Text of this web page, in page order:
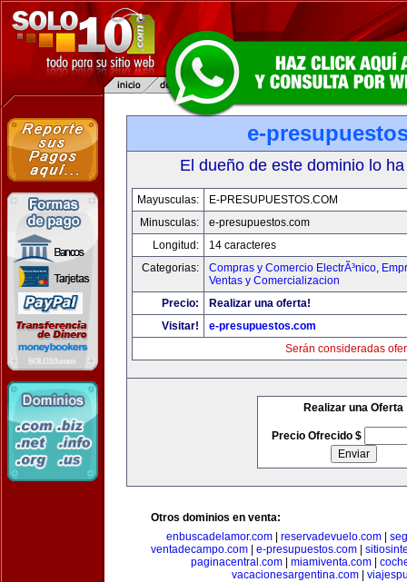
e-
El dueño de este dominio lo
Mayusculas:
E-PRESUPUESTOS.COM
Minusculas:
e-presupuestos.com
Longitud:
14 caracteres
Categorias:
Compras y Comercio ElectrÃ³nico,
Ventas y Comercializacion
Precio:
Realizar una oferta!
Visitar!
e-presupuestos.com
Serán consideradas
Realizar una Oferta
Precio Ofrecido $
Otros dominios en venta:
enbuscadelamor.com
reservadevuelo.com
ventadecampo.com
e-presupuestos.com
paginacentral.com| miamiventa.com|
vacacionesargentina.com